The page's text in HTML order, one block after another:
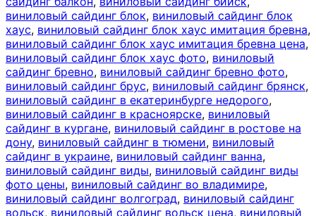
виниловый сайдинг блок, виниловый сайдинг блок
хаус, виниловый сайдинг блок хаус имитация бревна,
виниловый сайдинг блок хаус имитация бревна цена,
виниловый сайдинг блок хаус фото, виниловый
сайдинг бревно, виниловый сайдинг бревно фото,
виниловый сайдинг брус, виниловый сайдинг брянск,
виниловый сайдинг в екатеринбурге недорого,
виниловый сайдинг в красноярске, виниловый
сайдинг в кургане, виниловый сайдинг в ростове на
дону, виниловый сайдинг в тюмени, виниловый
сайдинг в украине, виниловый сайдинг ванна,
виниловый сайдинг виды, виниловый сайдинг виды
фото цены, виниловый сайдинг во владимире,
виниловый сайдинг волгоград, виниловый сайдинг
вольск, виниловый сайдинг вольск цена, виниловый